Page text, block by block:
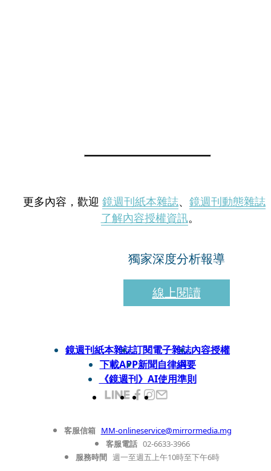
更多內容，歡迎 鏡週刊紙本雜誌、 鏡週刊動態雜誌
了解內容授權資訊。
獨家深度分析報導
線上閱讀
鏡週刊紙本雜誌訂閱電子雜誌內容授權
下載APP新聞自律綱要
《鏡週刊》AI使用準則
客服信箱 MM-onlineservice@mirrormedia.mg
客服電話 02-6633-3966
服務時間 週一至週五上午10時至下午6時